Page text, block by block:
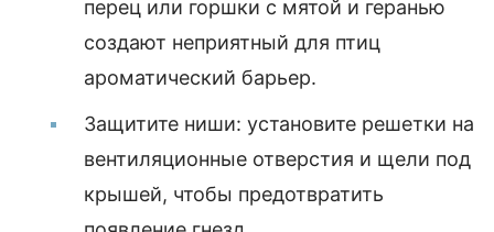
перец или горшки с мятой и геранью
создают неприятный для птиц
ароматический барьер.
Защитите ниши: установите решетки на
вентиляционные отверстия и щели под
крышей, чтобы предотвратить